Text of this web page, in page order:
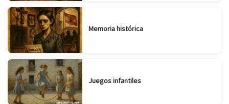
Memoria histórica
Juegos infantiles